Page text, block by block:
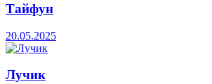
Тайфун
20.05.2025
Лучик